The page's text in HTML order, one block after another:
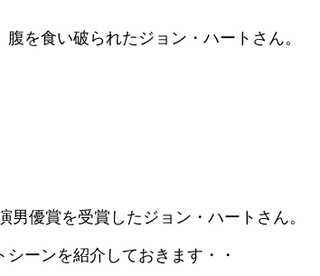
を食い破られたジョン・ハートさん。
優賞を受賞したジョン・ハートさん。
ーンを紹介しておきます・・